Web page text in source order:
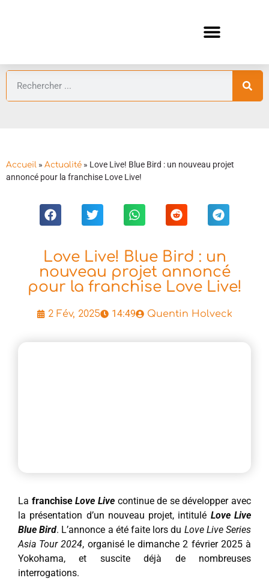
Accueil » Actualité » Love Live! Blue Bird : un nouveau projet
annoncé pour la franchise Love Live!
Love Live! Blue Bird : un
nouveau projet annoncé
pour la franchise Love Live!
2 Fév, 2025 14:49 Quentin Holveck
La franchiseLove Livecontinue de se développer avec
la présentation d’un nouveau projet, intitulé Love Live
Blue Bird. L’annonce a été faite lors du Love Live Series
Asia Tour 2024, organisé le dimanche 2 février 2025 à
Yokohama, et suscite déjà de nombreuses
interrogations.